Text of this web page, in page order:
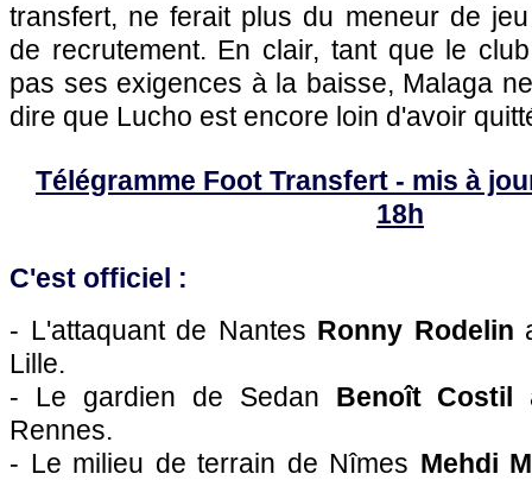
transfert, ne ferait plus du meneur de
de recrutement. En clair, tant que le
pas ses exigences à la baisse, Malaga
dire que Lucho est encore loin d'avoir
Télégramme Foot Transfert - mis à
18h
C'est officiel :
- L'attaquant de Nantes Ronny Rodelin
Lille.
- Le gardien de Sedan Benoît Costil
Rennes.
- Le milieu de terrain de Nîmes Mehdi